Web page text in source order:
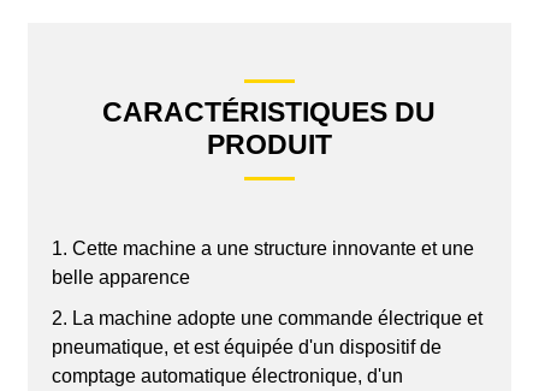
CARACTÉRISTIQUES DU
PRODUIT
1. Cette machine a une structure innovante et une
belle apparence
2. La machine adopte une commande électrique et
pneumatique, et est équipée d'un dispositif de
comptage automatique électronique, d'un